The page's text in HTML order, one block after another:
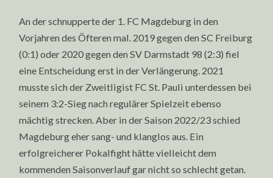
An der schnupperte der 1. FC Magdeburg in den
Vorjahren des Öfteren mal. 2019 gegen den SC Freiburg
(0:1) oder 2020 gegen den SV Darmstadt 98 (2:3) fiel
eine Entscheidung erst in der Verlängerung. 2021
musste sich der Zweitligist FC St. Pauli unterdessen bei
seinem 3:2-Sieg nach regulärer Spielzeit ebenso
mächtig strecken. Aber in der Saison 2022/23 schied
Magdeburg eher sang- und klanglos aus. Ein
erfolgreicherer Pokalfight hätte vielleicht dem
kommenden Saisonverlauf gar nicht so schlecht getan.